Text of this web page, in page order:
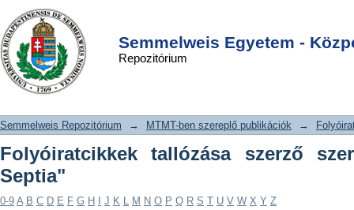
Semmelweis Egyetem -
Repozitórium
Folyóiratcikkek tallózása szerző
szerint "Irawan, Anggi Septia"
DSpace/Manakin Repository
Semmelweis Repozitórium → MTMT-ben szereplő publikációk →
Folyóiratcikkek tallózása szerző
Septia"
0-9 A B C D E F G H J K L M N O P Q R S T U V W X Y Z